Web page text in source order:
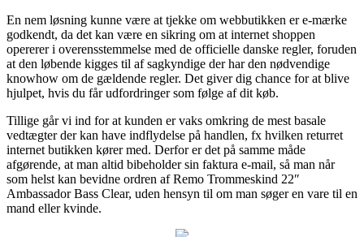
En nem løsning kunne være at tjekke om webbutikken er e-mærke
godkendt, da det kan være en sikring om at internet shoppen
opererer i overensstemmelse med de officielle danske regler, foruden
at den løbende kigges til af sagkyndige der har den nødvendige
knowhow om de gældende regler. Det giver dig chance for at blive
hjulpet, hvis du får udfordringer som følge af dit køb.
Tillige går vi ind for at kunden er vaks omkring de mest basale
vedtægter der kan have indflydelse på handlen, fx hvilken returret
internet butikken kører med. Derfor er det på samme måde
afgørende, at man altid bibeholder sin faktura e-mail, så man når
som helst kan bevidne ordren af Remo Trommeskind 22″
Ambassador Bass Clear, uden hensyn til om man søger en vare til en
mand eller kvinde.